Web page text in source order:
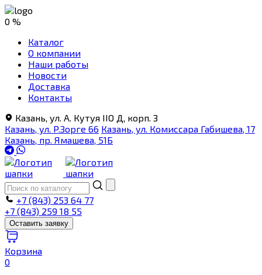
0 %
Каталог
О компании
Наши работы
Новости
Доставка
Контакты
Казань, ул. А. Кутуя IIO Д, корп. З
Казань, ул. Р.Зорге 66 Казань, ул. Комиссара Габишева, 17
Казань, пр. Ямашева, 51Б
+7 (843) 253 64 77
+7 (843) 259 18 55
Оставить заявку
Корзина
0